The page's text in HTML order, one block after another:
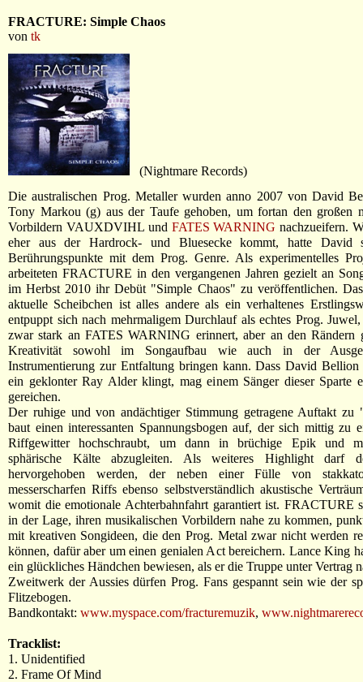
FRACTURE: Simple Chaos
von tk
(Nightmare Records)
Die australischen Prog. Metaller wurden anno 2007 von David
Tony Markou (g) aus der Taufe gehoben, um fortan den großen
Vorbildern VAUXDVIHL und FATES WARNING nachzueifern.
eher aus der Hardrock- und Bluesecke kommt, hatte David
Berührungspunkte mit dem Prog. Genre. Als experimentelles
arbeiteten FRACTURE in den vergangenen Jahren gezielt an
im Herbst 2010 ihr Debüt "Simple Chaos" zu veröffentlichen.
aktuelle Scheibchen ist alles andere als ein verhaltenes
entpuppt sich nach mehrmaligem Durchlauf als echtes Prog.
zwar stark an FATES WARNING erinnert, aber an den Rändern
Kreativität sowohl im Songaufbau wie auch in der
Instrumentierung zur Entfaltung bringen kann. Dass David
ein geklonter Ray Alder klingt, mag einem Sänger dieser Sparte
gereichen.
Der ruhige und von andächtiger Stimmung getragene Auftakt zu
baut einen interessanten Spannungsbogen auf, der sich mittig zu
Riffgewitter hochschraubt, um dann in brüchige Epik und
sphärische Kälte abzugleiten. Als weiteres Highlight darf
hervorgehoben werden, der neben einer Fülle von
messerscharfen Riffs ebenso selbstverständlich akustische
womit die emotionale Achterbahnfahrt garantiert ist. FRACTURE
in der Lage, ihren musikalischen Vorbildern nahe zu kommen,
mit kreativen Songideen, die den Prog. Metal zwar nicht werden
können, dafür aber um einen genialen Act bereichern. Lance King
ein glückliches Händchen bewiesen, als er die Truppe unter Vertrag
Zweitwerk der Aussies dürfen Prog. Fans gespannt sein wie der
Flitzebogen.
Bandkontakt: www.myspace.com/fracturemuzik,
Tracklist:
1. Unidentified
2. Frame Of Mind